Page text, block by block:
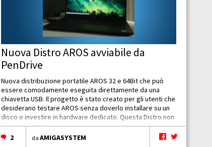
Nuova Distro AROS avviabile da
PenDrive
Nuova distribuzione portatile AROS 32 e 64Bit che può
essere comodamente eseguita direttamente da una
chiavetta USB. Il progetto è stato creato per gli utenti che
desiderano testare AROS senza doverlo installare su un
disco o investire in hardware dedicato. Questa Distro non
è un prodotto...
2
daAMIGASYSTEM